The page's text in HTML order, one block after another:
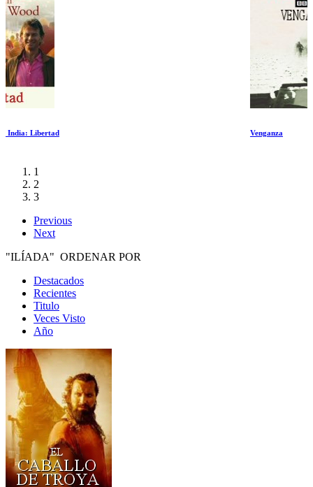
Venganza
1
2
3
Previous
Next
"ILÍADA" ORDENAR POR
Destacados
Recientes
Titulo
Veces Visto
Año